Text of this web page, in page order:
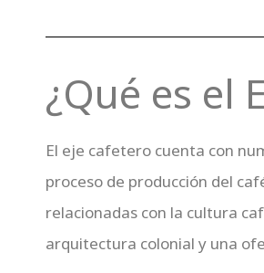
¿Qué es el
El eje cafetero cuenta con
proceso de producción del
relacionadas con la cultura
arquitectura colonial y una